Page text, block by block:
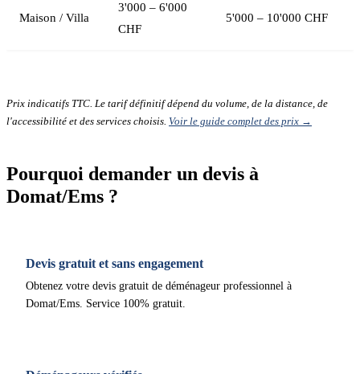
Maison / Villa
3'000 – 6'000
CHF
5'000 – 10'000 CHF
Prix indicatifs TTC. Le tarif définitif dépend du volume, de la distance, de
l'accessibilité et des services choisis. Voir le guide complet des prix →
Pourquoi demander un devis à
Domat/Ems ?
Devis gratuit et sans engagement
Obtenez votre devis gratuit de déménageur professionnel à
Domat/Ems. Service 100% gratuit.